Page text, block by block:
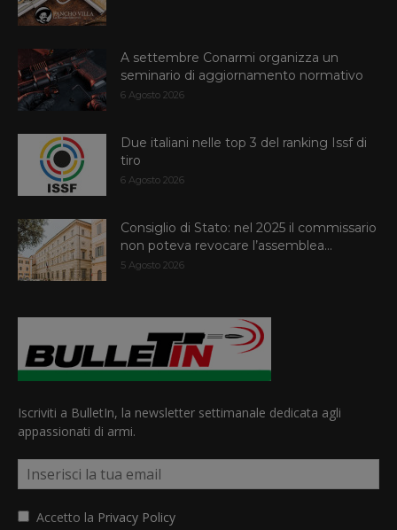
A settembre Conarmi organizza un
seminario di aggiornamento normativo
6 Agosto 2026
Due italiani nelle top 3 del ranking Issf di
tiro
6 Agosto 2026
Consiglio di Stato: nel 2025 il commissario
non poteva revocare l’assemblea...
5 Agosto 2026
Iscriviti a BulletIn, la newsletter settimanale dedicata agli
appassionati di armi.
Accetto la Privacy Policy